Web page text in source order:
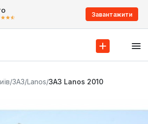
Завантажити
/ЗАЗ/Lanos/ЗАЗ Lanos 2010